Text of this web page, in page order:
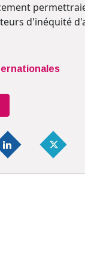
d'inéquité